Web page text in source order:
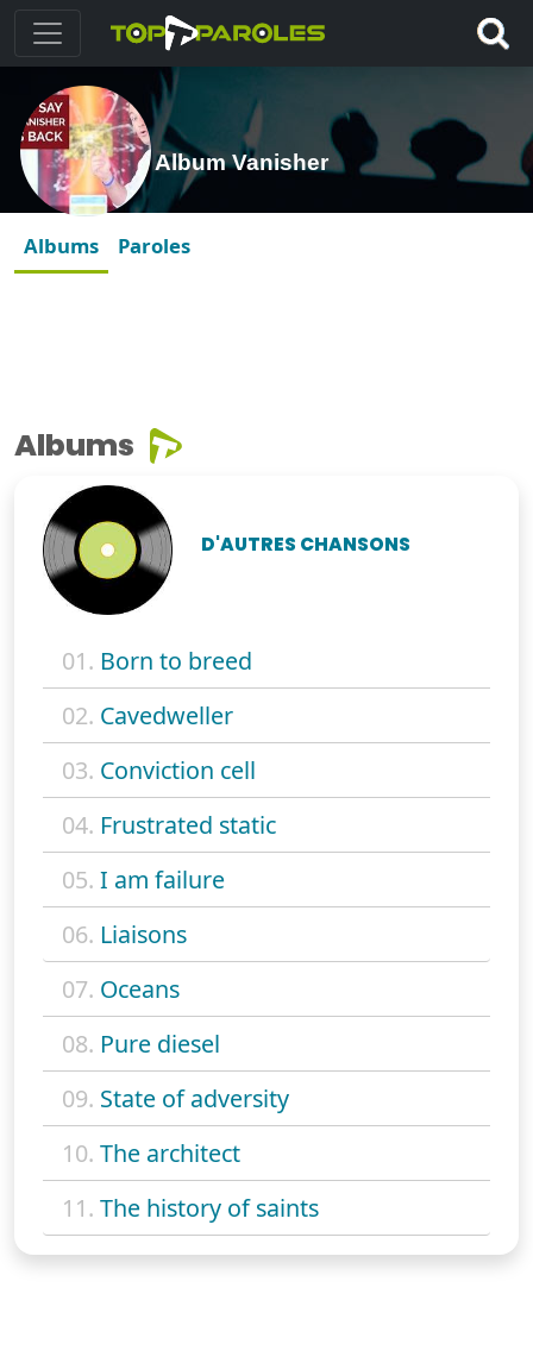
Album Vanisher
Albums Paroles
Albums
D'AUTRES CHANSONS
01. Born to breed
02. Cavedweller
03. Conviction cell
04. Frustrated static
05. I am failure
06. Liaisons
07. Oceans
08. Pure diesel
09. State of adversity
10. The architect
11. The history of saints